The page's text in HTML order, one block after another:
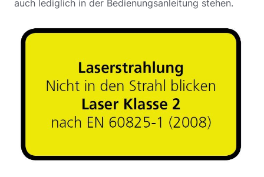
auch lediglich in der Bedienungsanleitung stehen.